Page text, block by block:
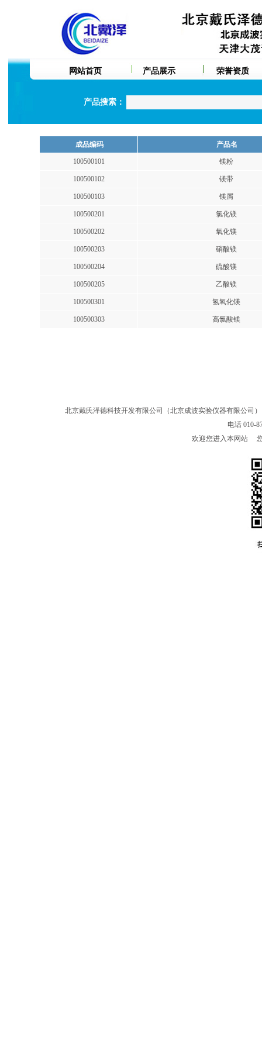
网站首页 产品展示 荣誉资质
产品搜索：
成品编码 产品名
100500101 镁粉
100500102 镁带
100500103 镁屑
100500201 氯化镁
100500202 氧化镁
100500203 硝酸镁
100500204 硫酸镁
100500205 乙酸镁
100500301 氢氧化镁
100500303 高氯酸镁
北京戴氏泽德科技开发有限公司（北京成波实验仪器有限公司
电话 010-
欢迎您进入本网站